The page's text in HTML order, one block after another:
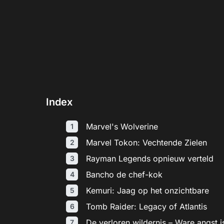
Index
Marvel's Wolverine
Marvel Tokon: Vechtende Zielen
Rayman Legends opnieuw verteld
Bancho de chef-kok
Kemuri: Jaag op het onzichtbare
Tomb Raider: Legacy of Atlantis